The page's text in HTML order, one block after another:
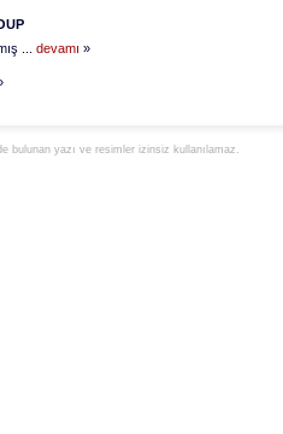
...
devamı »
bulunan yazı ve resimler izinsiz kullanılamaz.